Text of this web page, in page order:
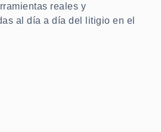
reales y
al día a día del litigio en el